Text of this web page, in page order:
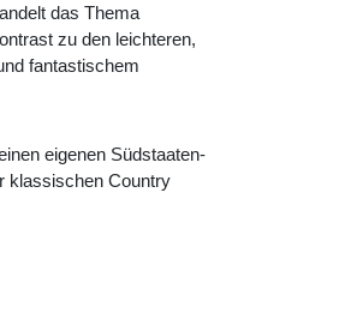
das Thema
zu den leichteren,
fantastischem
eigenen Südstaaten-
klassischen Country